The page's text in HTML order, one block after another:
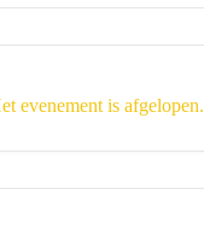
evenement is afgelopen.